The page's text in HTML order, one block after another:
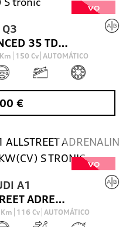
VO
Q3
AUDI Q3 ADVANCED 35 TDI 110(150) KW(CV) S TRONIC
Km 150 Cv AUTOMÁTICO
€
VO
A1
AUDI A1 ALLSTREET ADRENALIN 30 TFSI 85(116) KW(CV) S TRONIC
Km 116 Cv AUTOMÁTICO